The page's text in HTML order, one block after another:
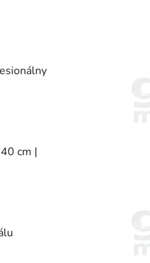
cm |